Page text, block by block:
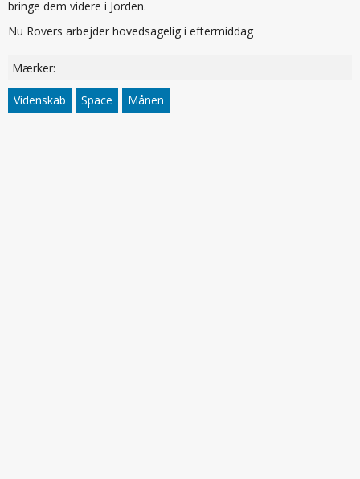
bringe dem videre i Jorden.
Nu Rovers arbejder hovedsagelig i eftermiddag
Mærker:
Videnskab Space Månen